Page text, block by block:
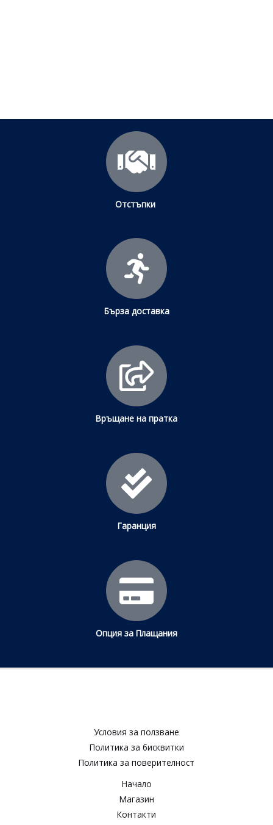
Отстъпки
Бърза доставка
Връщане на пратка
Гаранция
Опция за Плащания
Условия за ползване​
Политика за бисквитки​
Политика за поверителност​
Начало
Магазин
Контакти